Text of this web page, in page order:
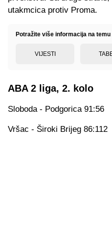
utakmcica protiv Proma.
Potražite više informacija na temu
VIJESTI
ABA 2 liga, 2. kolo
Sloboda - Podgorica 91:56
Vršac - Široki Brijeg 86:112